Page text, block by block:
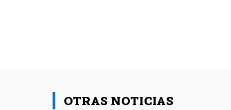
OTRAS NOTICIAS